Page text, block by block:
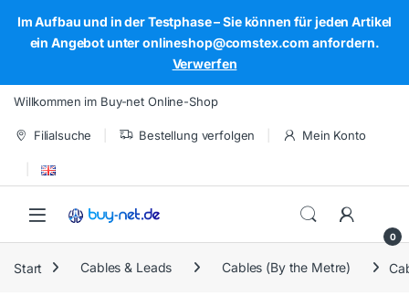
Im Aufbau und in der Testphase – Sie können für jeden Artikel
ein Angebot unter onlineshop@comstex.com anfordern.
Verwerfen
Skip to navigation
Skip to content
Willkommen im Buy-net Online-Shop
Filialsuche Bestellung verfolgen Mein Konto
Open
0
Start Cables & Leads Cables (By the Metre)